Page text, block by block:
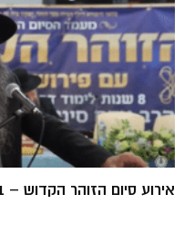
אירוע סיום הזוהר הקדוש